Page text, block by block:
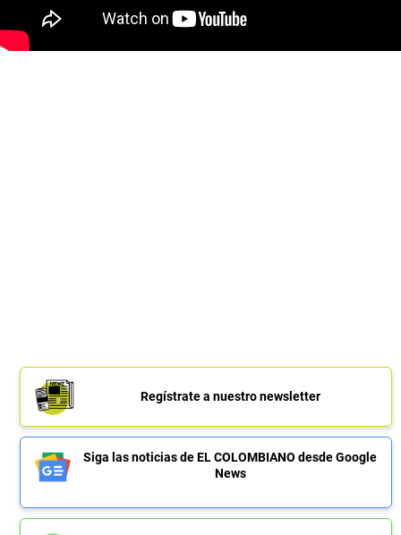
Regístrate a nuestro newsletter
Siga las noticias de EL COLOMBIANO desde Google
News